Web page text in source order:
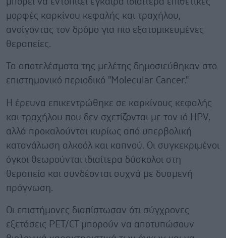
μορφές καρκίνου κεφαλής και τραχήλου,
ανοίγοντας τον δρόμο για πιο εξατομικευμένες
θεραπείες.
Τα αποτελέσματα της μελέτης δημοσιεύθηκαν στο
επιστημονικό περιοδικό "Molecular Cancer."
Η έρευνα επικεντρώθηκε σε καρκίνους κεφαλής
και τραχήλου που δεν σχετίζονται με τον ιό HPV,
αλλά προκαλούνται κυρίως από υπερβολική
κατανάλωση αλκοόλ και καπνού. Οι συγκεκριμένοι
όγκοι θεωρούνται ιδιαίτερα δύσκολοι στη
θεραπεία και συνδέονται συχνά με δυσμενή
πρόγνωση.
Οι επιστήμονες διαπίστωσαν ότι σύγχρονες
εξετάσεις PET/CT μπορούν να αποτυπώσουν